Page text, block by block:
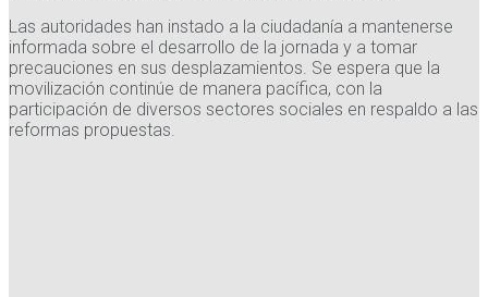
Las autoridades han instado a la ciudadanía a mantenerse
informada sobre el desarrollo de la jornada y a tomar
precauciones en sus desplazamientos. Se espera que la
movilización continúe de manera pacífica, con la
participación de diversos sectores sociales en respaldo a las
reformas propuestas.